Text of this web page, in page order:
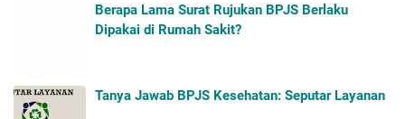
Berapa Lama Surat Rujukan BPJS Berlaku
Dipakai di Rumah Sakit?
Tanya Jawab BPJS Kesehatan: Seputar Layanan